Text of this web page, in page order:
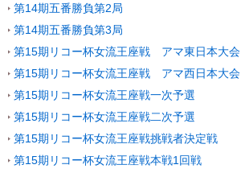
第14期五番勝負第2局
第14期五番勝負第3局
第15期リコー杯女流王座戦 アマ東日本大会
第15期リコー杯女流王座戦 アマ西日本大会
第15期リコー杯女流王座戦一次予選
第15期リコー杯女流王座戦二次予選
第15期リコー杯女流王座戦挑戦者決定戦
第15期リコー杯女流王座戦本戦1回戦